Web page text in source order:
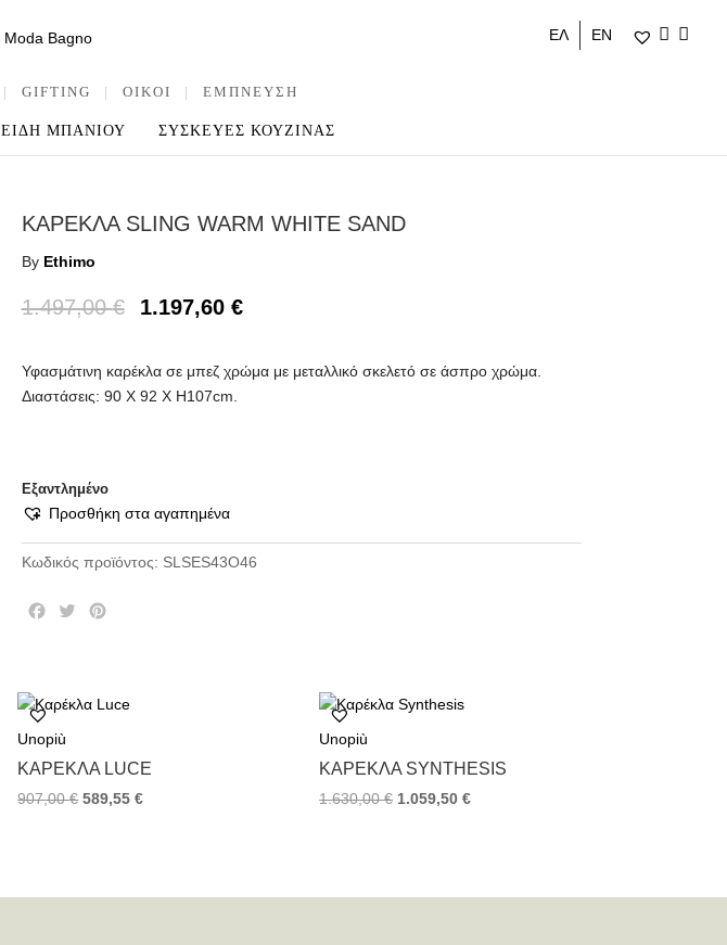
ΕΛ ΕΝ
| GIFTING | OIKOI | ΕΜΠΝΕΥΣΗ
ΕΙΔΗ ΜΠΑΝΙΟΥ ΣΥΣΚΕΥΕΣ ΚΟΥΖΙΝΑΣ
ΚΑΡΕΚΛΑ SLING WARM WHITE SAND
By Ethimo
1.497,00€ 1.197,60 €
Υφασμάτινη καρέκλα σε μπεζ χρώμα με μεταλλικό σκελετό σε άσπρο χρώμα.
Διαστάσεις: 90 Χ 92 Χ Η107cm.
Εξαντλημένο
Προσθήκη στα αγαπημένα
Κωδικός προϊόντος: SLSES43O46
o
o
k
t
s
Unopiù
ΚΑΡΈΚΛΑ LUCE
907,00€ 589,55€
Unopiù
ΚΑΡΈΚΛΑ SYNTHESIS
1.630,00€ 1.059,50€